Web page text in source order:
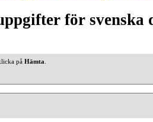
för svenska
på Hämta